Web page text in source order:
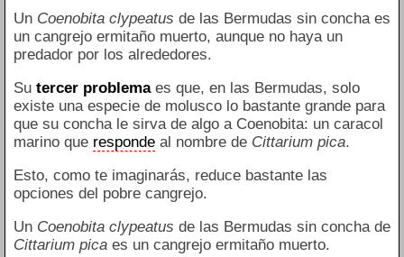
Un Coenobita clypeatus de las Bermudas sin concha es
un cangrejo ermitaño muerto, aunque no haya un
predador por los alrededores.
Su tercer problemaes que, en las Bermudas, solo
existe una especie de molusco lo bastante grande para
que su concha le sirva de algo a Coenobita: un caracol
marino que respondeal nombre de Cittarium pica.
Esto, como te imaginarás, reduce bastante las
opciones del pobre cangrejo.
Un Coenobita clypeatus de las Bermudas sin concha de
Cittarium picaes un cangrejo ermitaño muerto.